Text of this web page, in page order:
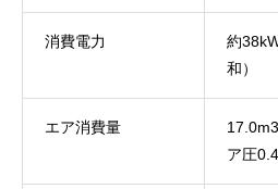
消費電力
約
和）
エア消費量 17.0m3
ア圧